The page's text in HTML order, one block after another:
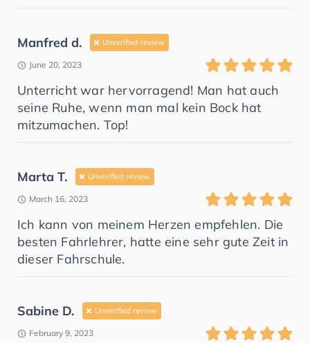
Manfred d. Unverified review
June 20, 2023
Unterricht war hervorragend! Man hat auch
seine Ruhe, wenn man mal kein Bock hat
mitzumachen. Top!
Marta T. Unverified review
March 16, 2023
Ich kann von meinem Herzen empfehlen. Die
besten Fahrlehrer, hatte eine sehr gute Zeit in
dieser Fahrschule.
Sabine D. Unverified review
February 9, 2023